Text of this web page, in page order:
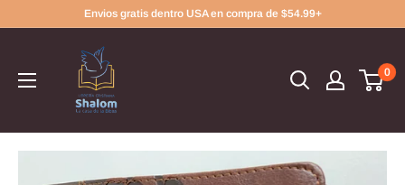
contenido
Envios gratis dentro USA en compra de $54.99+
0